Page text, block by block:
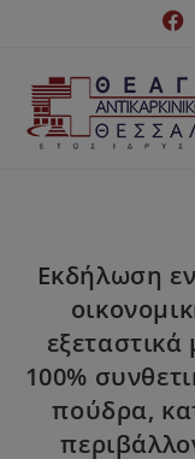
Εκδήλωση
100%
πούδρα,